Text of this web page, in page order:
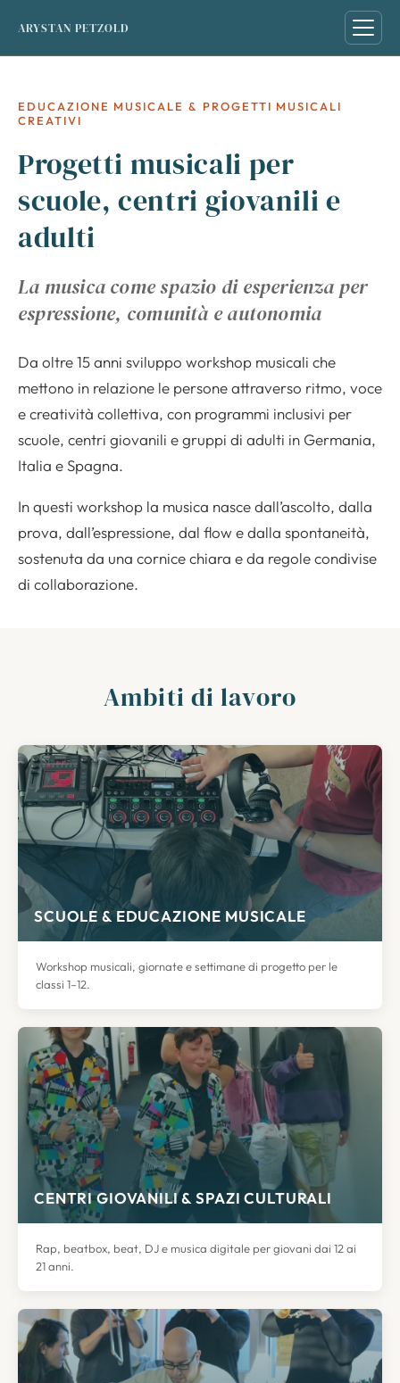
ARYSTAN PETZOLD
EDUCAZIONE MUSICALE & PROGETTI MUSICALI
CREATIVI
Progetti musicali per
scuole, centri giovanili e
adulti
La musica come spazio di esperienza per
espressione, comunità e autonomia
Da oltre 15 anni sviluppo workshop musicali che
mettono in relazione le persone attraverso ritmo, voce
e creatività collettiva, con programmi inclusivi per
scuole, centri giovanili e gruppi di adulti in Germania,
Italia e Spagna.
In questi workshop la musica nasce dall’ascolto, dalla
prova, dall’espressione, dal flow e dalla spontaneità,
sostenuta da una cornice chiara e da regole condivise
di collaborazione.
Ambiti di lavoro
SCUOLE & EDUCAZIONE MUSICALE
Workshop musicali, giornate e settimane di progetto per le
classi 1–12.
CENTRI GIOVANILI & SPAZI CULTURALI
Rap, beatbox, beat, DJ e musica digitale per giovani dai 12 ai
21 anni.